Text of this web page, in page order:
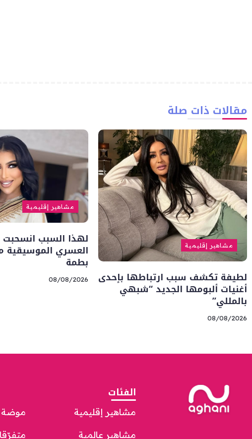
مقالات ذات صلة
مشاهير إقليمية
لطيفة تكشف سبب ارتباطها بإحدى
أغنيات ألبومها الجديد “شبهي
بالمللي”
08/08/2026
مشاهير إقليمية
لهذا السبب
العسري الموسيقية
بطمة
08/08/2026
الفئات
مشاهير إقليمية
مشاهير عالمية
موضة